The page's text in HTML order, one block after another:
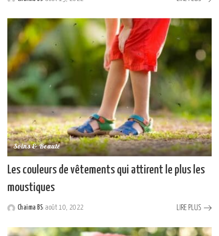
by
Soins & Beauté
Les couleurs de vêtements qui attirent le plus les
moustiques
Posted
Chaima BS août 10, 2022 LIRE PLUS